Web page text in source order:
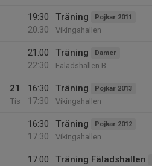
19:30
20:30
Träning Pojkar 2011
Vikingahallen
21:00
22:30
Träning Damer
Fäladshallen B
21
Tis
16:30
17:30
Träning Pojkar 2013
Vikingahallen
16:30
17:30
Träning Pojkar 2012
Vikingahallen
17:00
Träning Fäladshallen